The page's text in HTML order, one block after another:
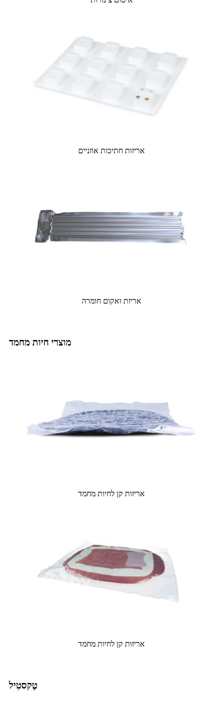
אריזות חתיכות אוזניים
אריזת ואקום חומרה
מוצרי חיות מחמד
אריזות קן לחיות מחמד
אריזות קן לחיות מחמד
טֶקסטִיל